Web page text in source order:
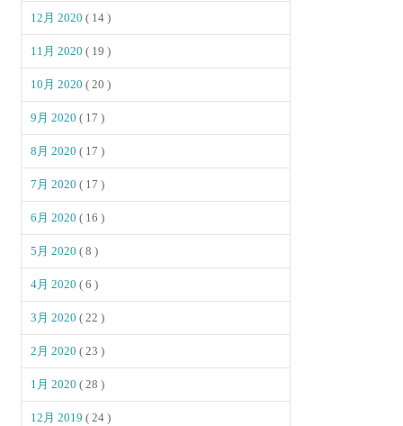
12月 2020( 14 )
11月 2020( 19 )
10月 2020( 20 )
9月 2020( 17 )
8月 2020( 17 )
7月 2020( 17 )
6月 2020( 16 )
5月 2020( 8 )
4月 2020( 6 )
3月 2020( 22 )
2月 2020( 23 )
1月 2020( 28 )
12月 2019( 24 )